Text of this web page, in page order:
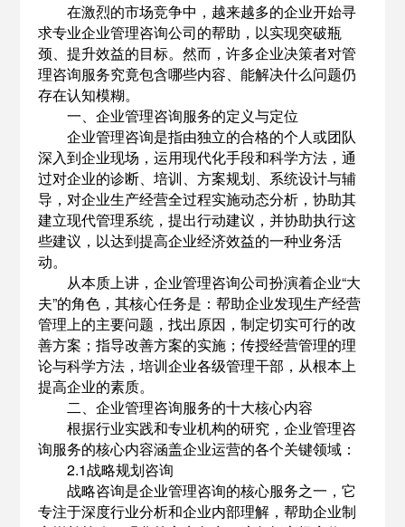
在激烈的市场竞争中，越来越多的企业开始寻
求专业企业管理咨询公司的帮助，以实现突破瓶
颈、提升效益的目标。然而，许多企业决策者对管
理咨询服务究竟包含哪些内容、能解决什么问题仍
存在认知模糊。
一、企业管理咨询服务的定义与定位
企业管理咨询是指由独立的合格的个人或团队
深入到企业现场，运用现代化手段和科学方法，通
过对企业的诊断、培训、方案规划、系统设计与辅
导，对企业生产经营全过程实施动态分析，协助其
建立现代管理系统，提出行动建议，并协助执行这
些建议，以达到提高企业经济效益的一种业务活
动。
从本质上讲，企业管理咨询公司扮演着企业“大
夫”的角色，其核心任务是：帮助企业发现生产经营
管理上的主要问题，找出原因，制定切实可行的改
善方案；指导改善方案的实施；传授经营管理的理
论与科学方法，培训企业各级管理干部，从根本上
提高企业的素质。
二、企业管理咨询服务的十大核心内容
根据行业实践和专业机构的研究，企业管理咨
询服务的核心内容涵盖企业运营的各个关键领域：
2.1战略规划咨询
战略咨询是企业管理咨询的核心服务之一，它
专注于深度行业分析和企业内部理解，帮助企业制